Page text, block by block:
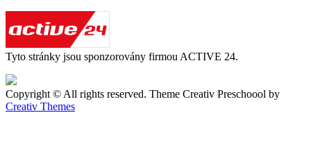
Tyto stránky jsou sponzorovány firmou ACTIVE 24.
Copyright © All rights reserved. Theme Creativ Preschoool by
Creativ Themes